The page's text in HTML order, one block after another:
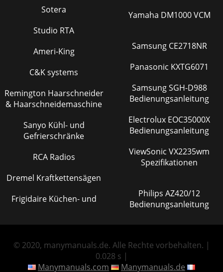
Sotera
Studio RTA
Ameri-King
C&K systems
Remington Haarschneider
& Haarschneidemaschine
Sanyo Kühl- und
Gefrierschränke
RCA Radios
Dremel Kraftkettensägen
Frigidaire Küchen- und
Yamaha DM1000 VCM
Samsung CE2718NR
Panasonic KXTG6071
Samsung SGH-D988
Bedienungsanleitung
Electrolux EOC35000X
Bedienungsanleitung
ViewSonic VX2235wm
Spezifikationen
Philips AZ420/12
Bedienungsanleitung
© 2020, manymanuals.de. Alle Rechte vorbehalten. |
0.028 s |
Manymanuals.com
Manymanuals.de